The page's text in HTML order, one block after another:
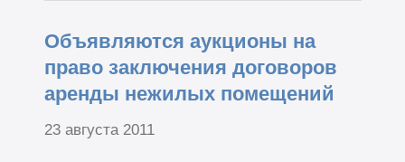
Объявляются аукционы на
право заключения договоров
аренды нежилых помещений
23 августа 2011